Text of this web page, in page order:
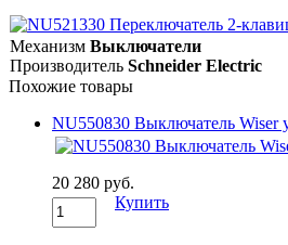
Механизм Выключатели
Производитель Schneider Electric
Похожие товары
NU550830 Выключатель
20 280 руб.
Купить